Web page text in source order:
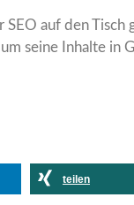
auf den Tisch
seine Inhalte in
teilen